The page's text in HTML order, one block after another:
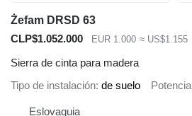
Żefam DRSD 63
CLP$1.052.000
EUR 1.000 ≈ US$1.155
Sierra de cinta para madera
Tipo de instalación de suelo Potencia
Eslovaquia